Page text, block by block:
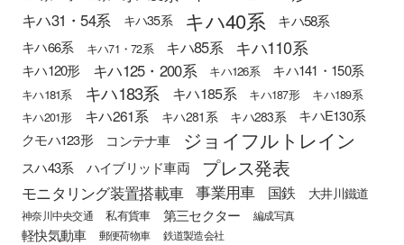
キハ31・54系 キハ35系 キハ40系 キハ58系
キハ66系 キハ71・72系 キハ85系 キハ110系
キハ120形 キハ125・200系 キハ126系 キハ141・150系
キハ181系 キハ183系 キハ185系 キハ187形
キハ189系
キハ201形
キハ261系 キハ281系 キハ283系
キハE130系
クモハ123形
コンテナ車 ジョイフルトレイン
スハ43系 ハイブリッド車両 プレス発表
モニタリング装置搭載車 事業用車 国鉄 大井川鐵道
神奈川中央交通 私有貨車 第三セクター 編成写真
軽快気動車 郵便荷物車 鉄道製造会社